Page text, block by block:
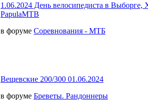
1.06.2024 День велосипедиста в Выборге,
PapulaMTB
в форуме Соревнования - МТБ
Вещевские 200/300 01.06.2024
в форуме Бреветы. Рандоннеры